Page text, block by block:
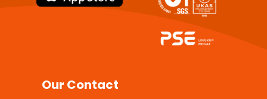
Our Contact